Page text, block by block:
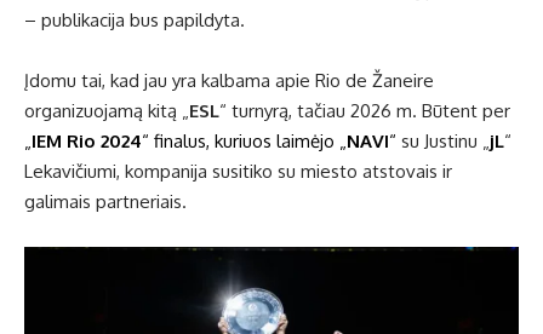
– publikacija bus papildyta.
Įdomu tai, kad jau yra kalbama apie Rio de Žaneire
organizuojamą kitą „ESL“ turnyrą, tačiau 2026 m. Būtent per
„IEM Rio 2024“ finalus, kuriuos laimėjo „NAVI“ su Justinu „jL“
Lekavičiumi, kompanija susitiko su miesto atstovais ir
galimais partneriais.